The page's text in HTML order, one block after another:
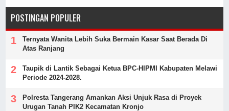
POSTINGAN POPULER
Ternyata Wanita Lebih Suka Bermain Kasar Saat Berada Di
Atas Ranjang
Taupik di Lantik Sebagai Ketua BPC-HIPMI Kabupaten Melawi
Periode 2024-2028.
Polresta Tangerang Amankan Aksi Unjuk Rasa di Proyek
Urugan Tanah PIK2 Kecamatan Kronjo